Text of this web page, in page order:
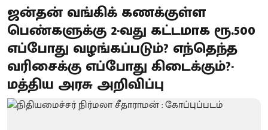
ஜன்தன் வங்கிக் கணக்குள்ள
பெண்களுக்கு 2-வது கட்டமாக ரூ.500
எப்போது வழங்கப்படும்? எந்தெந்த
வரிசைக்கு எப்போது கிடைக்கும்?-
மத்திய அரசு அறிவிப்பு